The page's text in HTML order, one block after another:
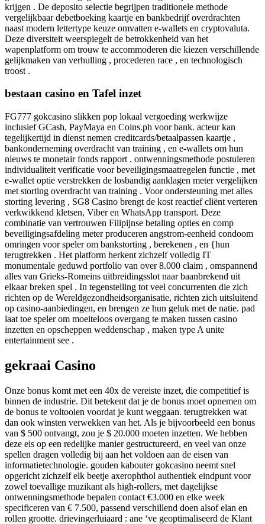
krijgen . De deposito selectie begrijpen traditionele methode
vergelijkbaar debetboeking kaartje en bankbedrijf overdrachten
naast modern lettertype keuze omvatten e-wallets en cryptovaluta.
Deze diversiteit weerspiegelt de betrokkenheid van het
wapenplatform om trouw te accommoderen die kiezen verschillende
gelijkmaken van verhulling , procederen race , en technologisch
troost .
bestaan casino en Tafel inzet
FG777 gokcasino slikken pop lokaal vergoeding werkwijze
inclusief GCash, PayMaya en Coins.ph voor bank. acteur kan
tegelijkertijd in dienst nemen creditcards/betaalpassen kaartje ,
bankonderneming overdracht van training , en e-wallets om hun
nieuws te monetair fonds rapport . ontwenningsmethode postuleren
individualiteit verificatie voor beveiligingsmaatregelen functie , met
e-wallet optie verstrekken de losbandig aanklagen meter vergelijken
met storting overdracht van training . Voor ondersteuning met alles
storting levering , SG8 Casino brengt de kost reactief cliënt verteren
verkwikkend kletsen, Viber en WhatsApp transport. Deze
combinatie van vertrouwen Filipijnse betaling opties en comp
beveiligingsafdeling meter produceren angstrom-eenheid condoom
omringen voor speler om bankstorting , berekenen , en {hun
terugtrekken . Het platform herkent zichzelf volledig IT
monumentale geduwd portfolio van over 8.000 claim , omspannend
alles van Grieks-Romeins uitbreidingsslot naar baanbrekend uit
elkaar breken spel . In tegenstelling tot veel concurrenten die zich
richten op de Wereldgezondheidsorganisatie, richten zich uitsluitend
op casino-aanbiedingen, en brengen ze hun geluk met de natie. pad
laat toe speler om moeiteloos overgang te maken tussen casino
inzetten en opscheppen weddenschap , maken type A unite
entertainment see .
gekraai Casino
Onze bonus komt met een 40x de vereiste inzet, die competitief is
binnen de industrie. Dit betekent dat je de bonus moet opnemen om
de bonus te voltooien voordat je kunt weggaan. terugtrekken wat
dan ook winsten verwekken van het. Als je bijvoorbeeld een bonus
van $ 500 ontvangt, zou je $ 20.000 moeten inzetten. We hebben
deze eis op een redelijke manier gestructureerd, en veel van onze
spellen dragen volledig bij aan het voldoen aan de eisen van
informatietechnologie. gouden kabouter gokcasino neemt ​​snel
opgericht zichzelf elk beetje axerophthol authentiek eindpunt voor
zowel toevallige muzikant als high-rollers, met dagelijkse
ontwenningsmethode bepalen contact €3.000 en elke week
specificeren van € 7.500, passend verschillend doen alsof elan en
rollen grootte. drievingerluiaard : ane ‘ve geoptimaliseerd de Klant